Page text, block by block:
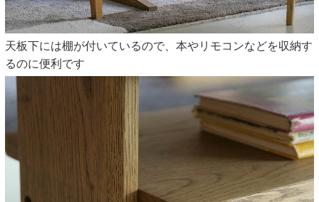
天板下には棚が付いているので、本やリモコンなどを収納す
るのに便利です